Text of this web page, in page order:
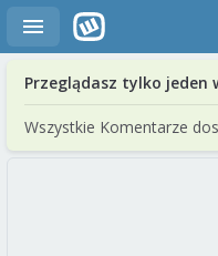
Przeglądasz tylko jeden
Wszystkie Komentarze